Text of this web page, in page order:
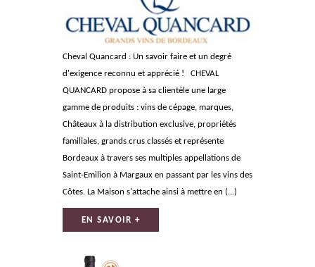
Cheval Quancard : Un savoir faire et un degré
d'exigence reconnu et apprécié ! CHEVAL
QUANCARD propose à sa clientèle une large
gamme de produits : vins de cépage, marques,
Châteaux à la distribution exclusive, propriétés
familiales, grands crus classés et représente
Bordeaux à travers ses multiples appellations de
Saint-Emilion à Margaux en passant par les vins des
Côtes. La Maison s'attache ainsi à mettre en (...)
EN SAVOIR +